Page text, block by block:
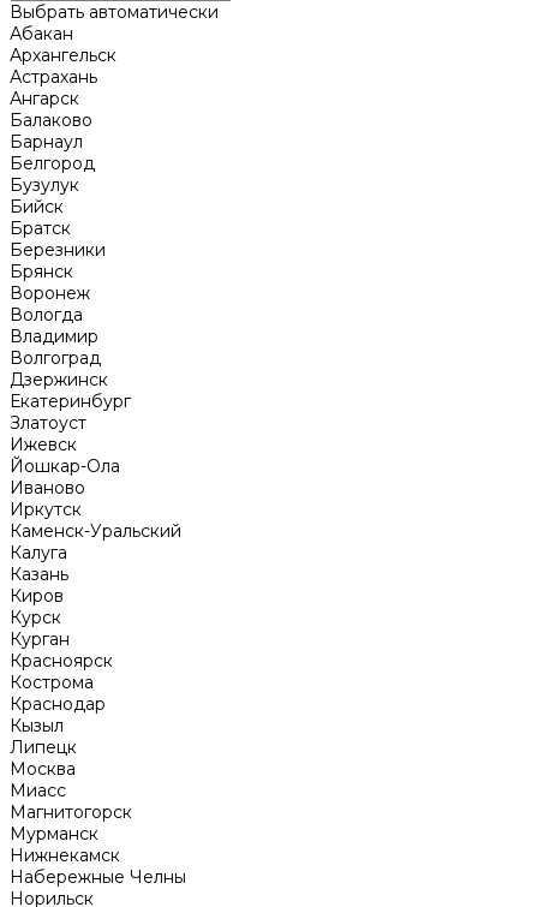
Выбрать автоматически
Абакан
Архангельск
Астрахань
Ангарск
Балаково
Барнаул
Белгород
Бузулук
Бийск
Братск
Березники
Брянск
Воронеж
Вологда
Владимир
Волгоград
Дзержинск
Екатеринбург
Златоуст
Ижевск
Йошкар-Ола
Иваново
Иркутск
Каменск-Уральский
Калуга
Казань
Киров
Курск
Курган
Красноярск
Кострома
Краснодар
Кызыл
Липецк
Москва
Миасс
Магнитогорск
Мурманск
Нижнекамск
Набережные Челны
Норильск